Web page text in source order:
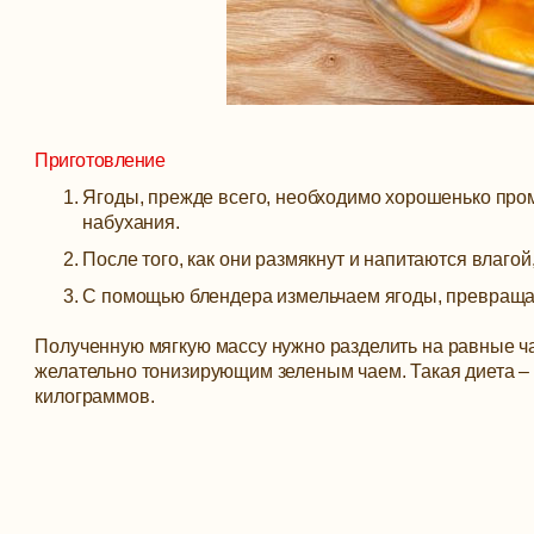
Приготовление
Ягоды, прежде всего, необходимо хорошенько
набухания.
После того, как они размякнут и напитаются
С помощью блендера измельчаем ягоды,
Полученную мягкую массу нужно разделить на равные
желательно тонизирующим зеленым чаем. Такая диета
килограммов.